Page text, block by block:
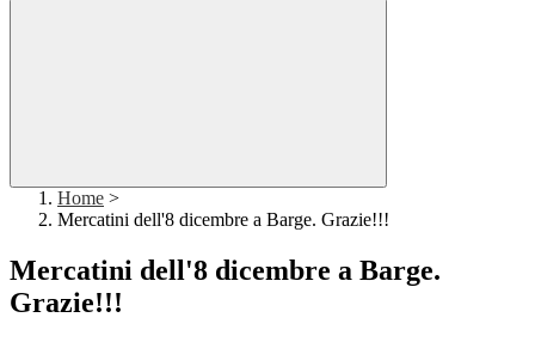
Home >
Mercatini dell'8 dicembre a Barge. Grazie!!!
Mercatini dell'8 dicembre a Barge.
Grazie!!!